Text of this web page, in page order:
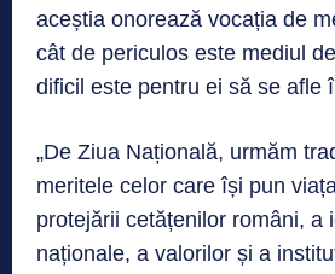
aceștia onorează vocația de
cât de periculos este mediul
dificil este pentru ei să se afle
„De Ziua Națională, urmăm
meritele celor care își pun
protejării cetățenilor români, a
naționale, a valorilor și a